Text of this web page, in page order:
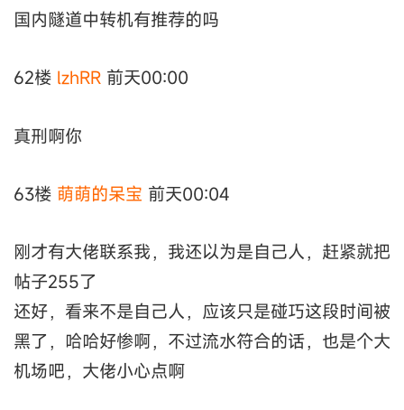
国内隧道中转机有推荐的吗
62楼 lzhRR 前天00:00
真刑啊你
63楼 萌萌的呆宝 前天00:04
刚才有大佬联系我，我还以为是自己人，赶紧就把
帖子255了
还好，看来不是自己人，应该只是碰巧这段时间被
黑了，哈哈好惨啊，不过流水符合的话，也是个大
机场吧，大佬小心点啊